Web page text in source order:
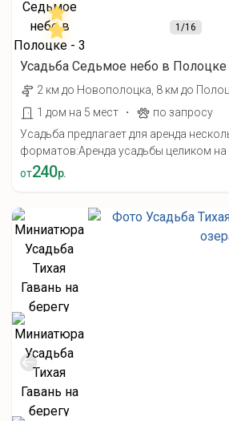
1/16
Усадьба Седьмое небо в Полоцке
2 км до Новополоцка, 8 км до
1 дом на 5 мест
·
по запросу
Усадьба предлагает для аренда
форматов:Аренда усадьбы целиком на
от240р.